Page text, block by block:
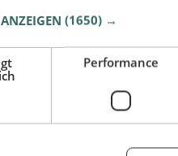
– besonders bei glutenfrei,
(1650) →
Performance